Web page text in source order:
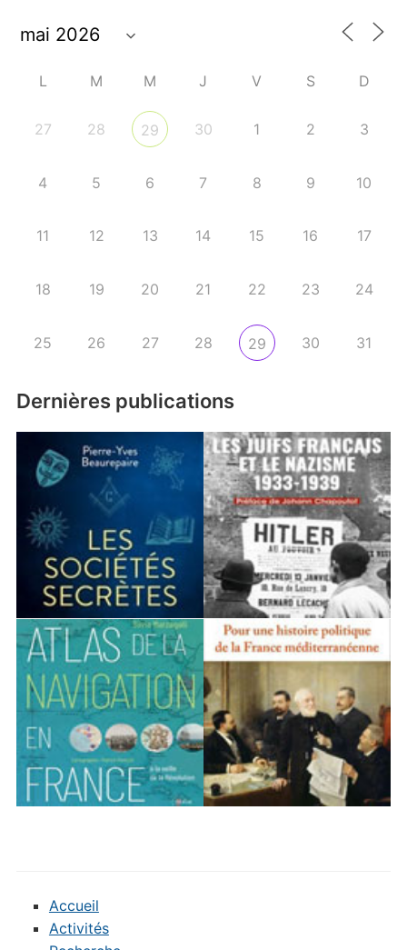
L M M J V S D
27 28 29 30 1 2 3
4 5 6 7 8 9 10
11 12 13 14 15 16 17
18 19 20 21 22 23 24
25 26 27 28 29 30 31
Dernières publications
Accueil
Activités